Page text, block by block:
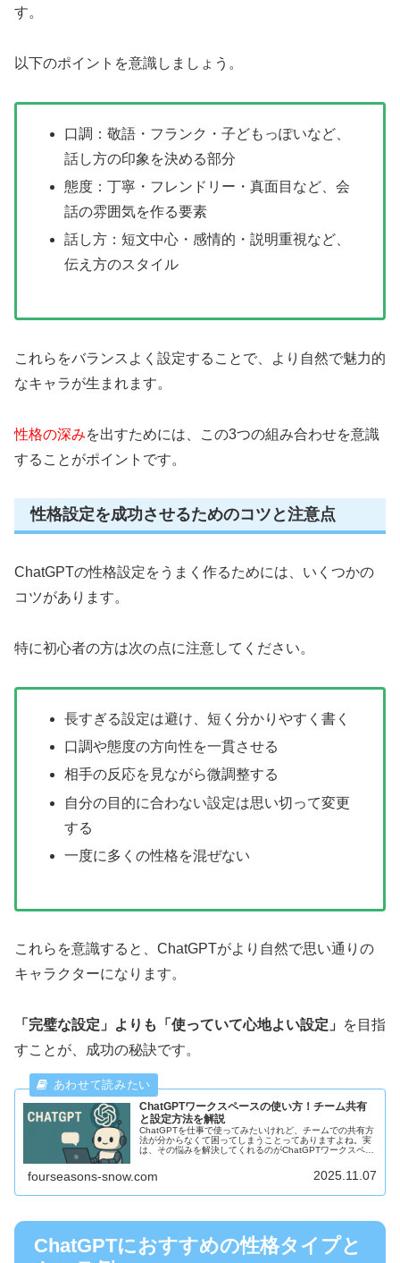
す。
以下のポイントを意識しましょう。
口調：敬語・フランク・子どもっぽいなど、
話し方の印象を決める部分
態度：丁寧・フレンドリー・真面目など、会
話の雰囲気を作る要素
話し方：短文中心・感情的・説明重視など、
伝え方のスタイル
これらをバランスよく設定することで、より自然で魅力的
なキャラが生まれます。
性格の深みを出すためには、この3つの組み合わせを意識
することがポイントです。
性格設定を成功させるためのコツと注意点
ChatGPTの性格設定をうまく作るためには、いくつかの
コツがあります。
特に初心者の方は次の点に注意してください。
長すぎる設定は避け、短く分かりやすく書く
口調や態度の方向性を一貫させる
相手の反応を見ながら微調整する
自分の目的に合わない設定は思い切って変更
する
一度に多くの性格を混ぜない
これらを意識すると、ChatGPTがより自然で思い通りの
キャラクターになります。
「完璧な設定」よりも「使っていて心地よい設定」
を目指
すことが、成功の秘訣です。
ChatGPTワークスペースの使い方！チーム共有
と設定方法を解説
ChatGPTを仕事で使ってみたいけれど、チームでの共有方
法が分からなくて困ってしまうことってありますよね。実
は、その悩みを解決してくれるのがChatGPTワークスペー
fourseasons-snow.com 2025.11.07
ChatGPTにおすすめの性格タイプと